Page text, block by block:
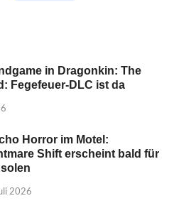
in Dragonkin: The
Fegefeuer-DLC ist da
Horror im Motel:
Shift erscheint bald für
2026